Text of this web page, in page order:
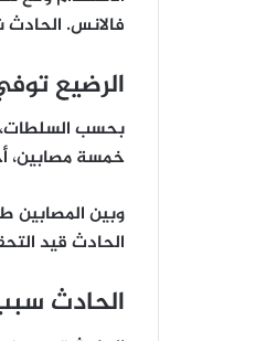
فالانس.
الرضيع
بحسب
خمسة مصابين،
وبين المصابين
الحادث قيد
الحادث